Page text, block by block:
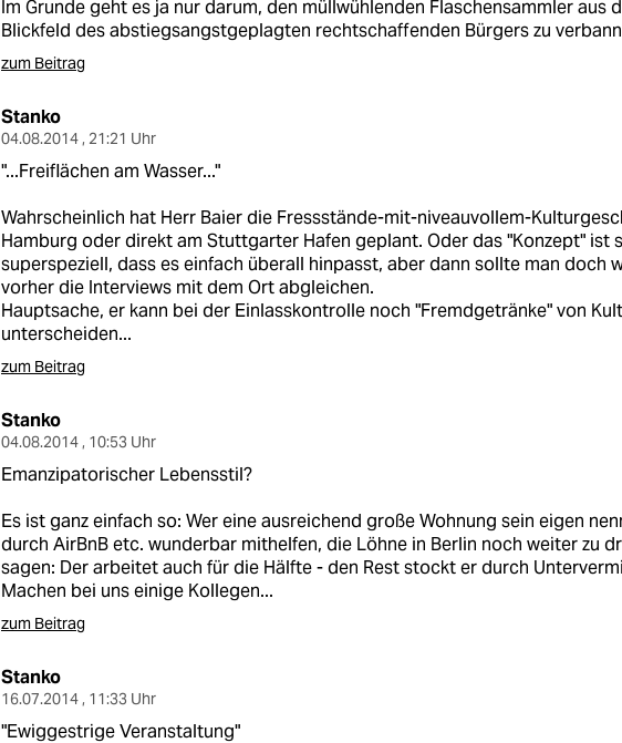
Im Grunde geht es ja nur darum, den müllwühlenden Flaschensammler aus
Blickfeld des abstiegsangstgeplagten rechtschaffenden Bürgers zu
zum Beitrag
Stanko
04.08.2014 , 21:21 Uhr
"...Freiflächen am Wasser..."
Wahrscheinlich hat Herr Baier die Fressstände-mit-niveauvollem-
Hamburg oder direkt am Stuttgarter Hafen geplant. Oder das "Konzept" ist
superspeziell, dass es einfach überall hinpasst, aber dann sollte man doch
vorher die Interviews mit dem Ort abgleichen.
Hauptsache, er kann bei der Einlasskontrolle noch "Fremdgetränke" von
unterscheiden...
zum Beitrag
Stanko
04.08.2014 , 10:53 Uhr
Emanzipatorischer Lebensstil?
Es ist ganz einfach so: Wer eine ausreichend große Wohnung sein eigen
durch AirBnB etc. wunderbar mithelfen, die Löhne in Berlin noch weiter zu
sagen: Der arbeitet auch für die Hälfte - den Rest stockt er durch
Machen bei uns einige Kollegen...
zum Beitrag
Stanko
16.07.2014 , 11:33 Uhr
"Ewiggestrige Veranstaltung"